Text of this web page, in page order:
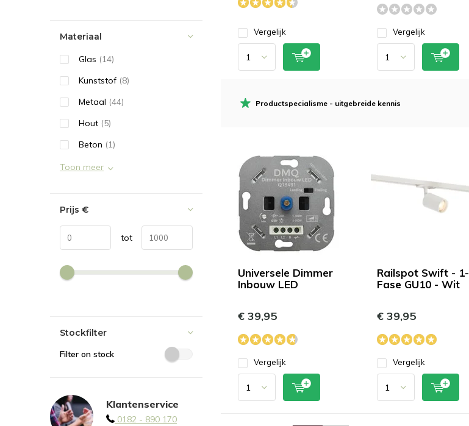
Vergelijk Vergelijk
Productspecialisme - uitgebreide kennis
Universele Dimmer
Inbouw LED
€ 39,95
Vergelijk
Railspot Swift - 1-
Fase GU10 - Wit
€ 39,95
Vergelijk
Materiaal
Glas (14)
Kunststof (8)
Metaal (44)
Hout (5)
Beton (1)
Toon meer
Prijs €
tot
Stockfilter
Filter on stock
Klantenservice
0182 - 890 170